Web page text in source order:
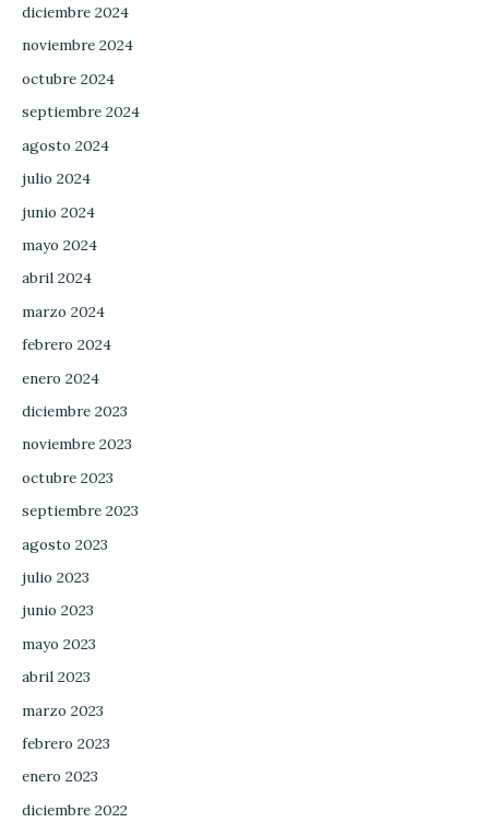
diciembre 2024
noviembre 2024
octubre 2024
septiembre 2024
agosto 2024
julio 2024
junio 2024
mayo 2024
abril 2024
marzo 2024
febrero 2024
enero 2024
diciembre 2023
noviembre 2023
octubre 2023
septiembre 2023
agosto 2023
julio 2023
junio 2023
mayo 2023
abril 2023
marzo 2023
febrero 2023
enero 2023
diciembre 2022